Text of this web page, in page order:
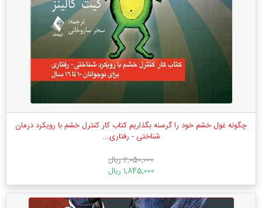
چگونه غول خشم خود را گرسنه بگذاریم کتاب کار کنترل خشم با رویکرد درمان
شناختی - رفتاری...
2,050,000 ریال
1,845,000 ریال